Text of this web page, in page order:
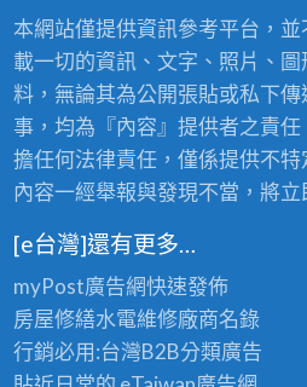
本網站僅提供資訊參考平台，
載一切的資訊、文字、照片、
料，無論其為公開張貼或私下
事，均為『內容』提供者之責
擔任何法律責任，僅係提供不
內容一經舉報與發現不當，將立
[e台灣]還有更多…
myPost廣告網快速發佈
房屋修繕水電維修廠商名錄
行銷必用:台灣B2B分類廣告